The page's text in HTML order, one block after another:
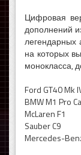
Цифровая
дополнений
легендарных
на которых
монокласса,
Ford GT40 Mk
BMW M1 Pro
McLaren F1
Sauber C9
Mercedes-